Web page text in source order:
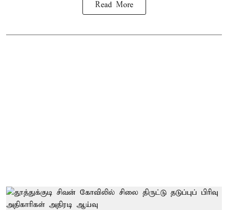
Read More